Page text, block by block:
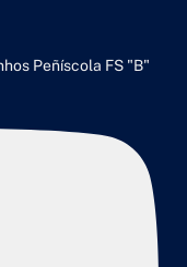
Peñíscola FS "B"